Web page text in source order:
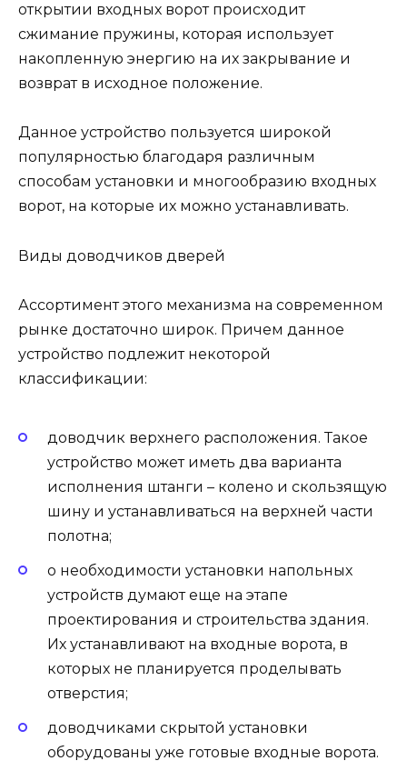
открытии входных ворот происходит
сжимание пружины, которая использует
накопленную энергию на их закрывание и
возврат в исходное положение.
Данное устройство пользуется широкой
популярностью благодаря различным
способам установки и многообразию входных
ворот, на которые их можно устанавливать.
Виды доводчиков дверей
Ассортимент этого механизма на современном
рынке достаточно широк. Причем данное
устройство подлежит некоторой
классификации:
доводчик верхнего расположения. Такое
устройство может иметь два варианта
исполнения штанги – колено и скользящую
шину и устанавливаться на верхней части
полотна;
о необходимости установки напольных
устройств думают еще на этапе
проектирования и строительства здания.
Их устанавливают на входные ворота, в
которых не планируется проделывать
отверстия;
доводчиками скрытой установки
оборудованы уже готовые входные ворота.